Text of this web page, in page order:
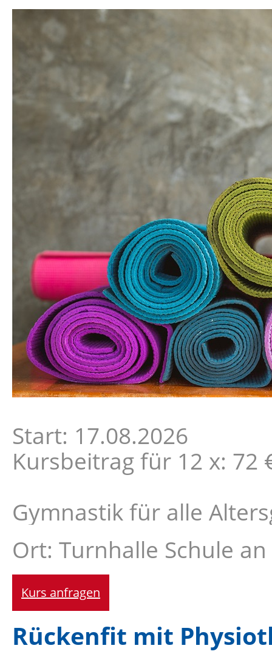
Start: 17.08.2026
Kursbeitrag für 12 x: 72
Gymnastik für alle
Ort: Turnhalle Schule
Kurs anfragen
Rückenfit mit